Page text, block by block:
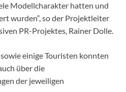
Modellcharakter hatten und
wurden“, so der Projektleiter
PR-Projektes, Rainer Dolle.
einige Touristen konnten
über die
der jeweiligen